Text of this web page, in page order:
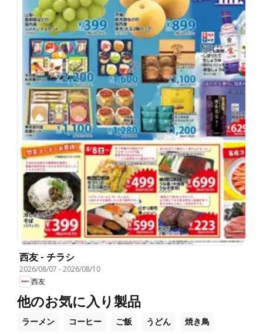
西友 - チラシ
2026/08/07 -2026/08/10
西友
他のお気に入り製品
ラーメン コーヒー ご飯 うどん 焼き鳥